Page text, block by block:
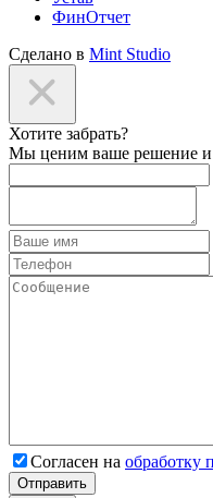
ФинОтчет
Сделано в Mint Studio
Хотите забрать?
Мы ценим ваше решение и
Согласен на обработку
Отправить